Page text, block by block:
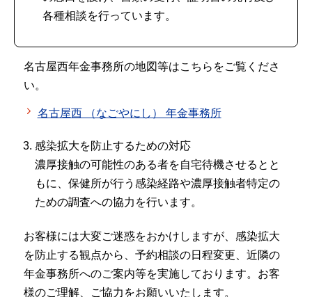
各種相談を行っています。
名古屋西年金事務所の地図等はこちらをご覧くださ
い。
名古屋西 （なごやにし） 年金事務所
感染拡大を防止するための対応
濃厚接触の可能性のある者を自宅待機させるとと
もに、保健所が行う感染経路や濃厚接触者特定の
ための調査への協力を行います。
お客様には大変ご迷惑をおかけしますが、感染拡大
を防止する観点から、予約相談の日程変更、近隣の
年金事務所へのご案内等を実施しております。お客
様のご理解、ご協力をお願いいたします。